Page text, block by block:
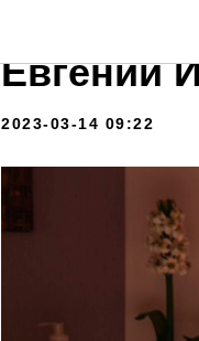
Курс
Евгении
2023-03-14 09:22